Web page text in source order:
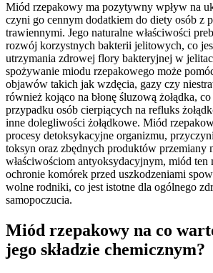
Miód rzepakowy ma pozytywny wpływ na
czyni go cennym dodatkiem do diety osób z
trawiennymi. Jego naturalne właściwości
rozwój korzystnych bakterii jelitowych, co
utrzymania zdrowej flory bakteryjnej w
spożywanie miodu rzepakowego może
objawów takich jak wzdęcia, gazy czy
również kojąco na błonę śluzową żołądka,
przypadku osób cierpiących na refluks
inne dolegliwości żołądkowe. Miód
procesy detoksykacyjne organizmu,
toksyn oraz zbędnych produktów przemiany
właściwościom antyoksydacyjnym, miód ten
ochronie komórek przed uszkodzeniami
wolne rodniki, co jest istotne dla ogólnego
samopoczucia.
Miód rzepakowy na co
jego składzie chemicznym?